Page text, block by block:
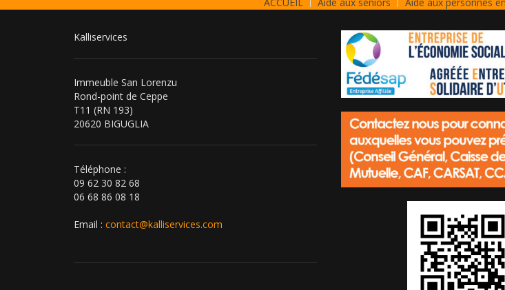
Kalliservices
Immeuble San Lorenzu
Rond-point de Ceppe
T11 (RN 193)
20620 BIGUGLIA
Téléphone :
09 62 30 82 68
06 68 86 08 18
Email : contact@kalliservices.com